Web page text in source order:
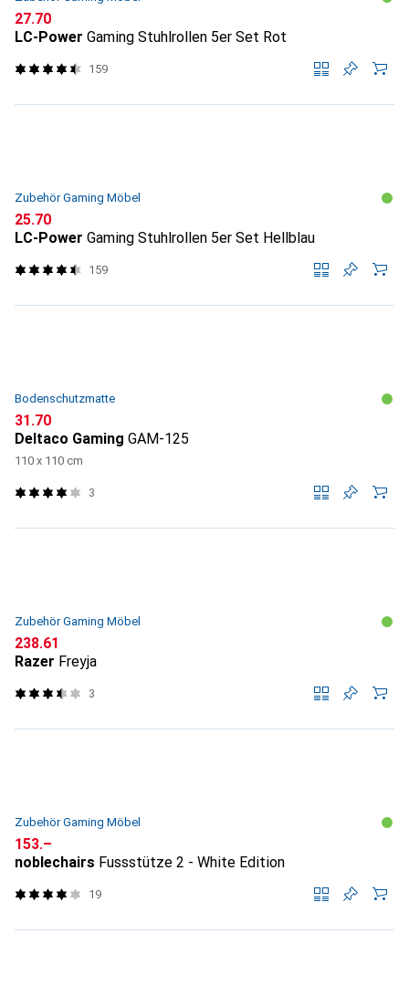
CHF
27.70
LC-Power Gaming Stuhlrollen 5er Set Rot
159
Zubehör Gaming Möbel
CHF
25.70
LC-Power Gaming Stuhlrollen 5er Set Hellblau
159
Bodenschutzmatte
CHF
31.70
Deltaco Gaming GAM-125
110 x 110 cm
3
Zubehör Gaming Möbel
CHF
238.61
Razer Freyja
3
Zubehör Gaming Möbel
CHF
153.–
noblechairs Fussstütze 2 - White Edition
19